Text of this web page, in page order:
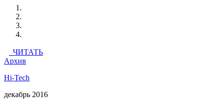
ЧИТАТЬ
Архив
Hi-Tech
декабрь 2016